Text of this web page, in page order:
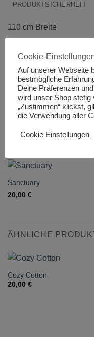
PRODUKTSICHERHEIT
110 cm Breite
Designer: 3 Sisters
Hersteller: Moda
DAS KÖNNTE DIR
Sanctuary
20,00 €
ÄHNLICHE
Cozy Cotton
20,00 €
Cookie-
Auf unserer Webseite
bestmögliche
Deine Präferenzen
wird unser Shop
„Zustimmen“ klickst,
die Verwendung aller
Cookie Einstellungen